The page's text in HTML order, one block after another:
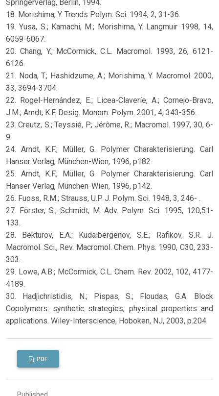
Springerverlag, Berlin, 1994.
18. Morishima, Y. Trends Polym. Sci. 1994, 2, 31-36.
19. Yusa, S.; Kamachi, M.; Morishima, Y. Langmuir 1998, 14,
6059-6067.
20. Chang, Y.; McCormick, C.L. Macromol. 1993, 26, 6121-
6126.
21. Noda, T.; Hashidzume, A.; Morishima, Y. Macromol. 2000,
33, 3694-3704.
22. Rogel-Hernández, E.; Licea-Claveríe, A.; Cornejo-Bravo,
J.M.; Arndt, K.F. Desig. Monom. Polym. 2001, 4, 343-356.
23. Creutz, S.; Teyssié, P.; Jérôme, R.; Macromol. 1997, 30, 6-
9.
24. Arndt, K.F.; Müller, G. Polymer Charakterisierung. Carl
Hanser Verlag, München-Wien, 1996, p182.
25. Arndt, K.F.; Müller, G. Polymer Charakterisierung. Carl
Hanser Verlag, München-Wien, 1996, p142.
26. Fuoss, R.M.; Strauss, U.P. J. Polym. Sci. 1948, 3, 246- .
27. Förster, S.; Schmidt, M. Adv. Polym. Sci. 1995, 120,51-
133.
28. Bekturov, E.A.; Kudaibergenov, S.E.; Rafikov, S.R. J.
Macromol. Sci., Rev. Macromol. Chem. Phys. 1990, C30, 233-
303.
29. Lowe, A.B.; McCormick, C.L. Chem. Rev. 2002, 102, 4177-
4189.
30. Hadjichristidis, N.; Pispas, S.; Floudas, G.A. Block
Copolymers: synthetic strategies, physical properties and
applications. Wiley-Interscience, Hoboken, NJ, 2003, p.204.
PDF